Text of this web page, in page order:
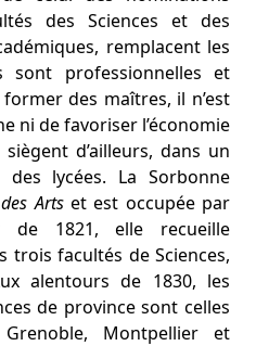
des Sciences et des
remplacent les
sont professionnelles et
des maîtres, il n’est
ni de favoriser l’économie
d’ailleurs, dans un
lycées. La Sorbonne
Artset est occupée par
1821, elle recueille
trois facultés de Sciences,
alentours de 1830, les
de province sont celles
Montpellier et